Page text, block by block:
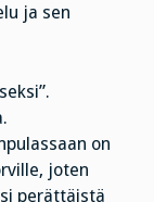
ja sen
on
joten
perättäistä